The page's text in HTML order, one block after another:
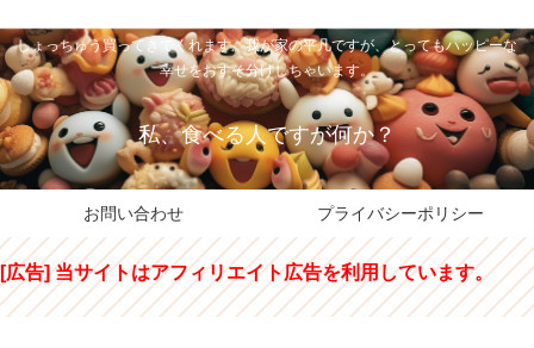
しょっちゅう買ってきてくれます。我が家の平凡ですが、とってもハッピーな
幸せをおすそ分けしちゃいます。
私、食べる人ですが何か？
お問い合わせ プライバシーポリシー
[広告] 当サイトはアフィリエイト広告を利用しています。